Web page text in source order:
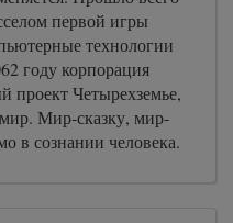
первой игры
технологии
году корпорация
проект Четырехземье,
Мир-сказку, мир-
в сознании человека.